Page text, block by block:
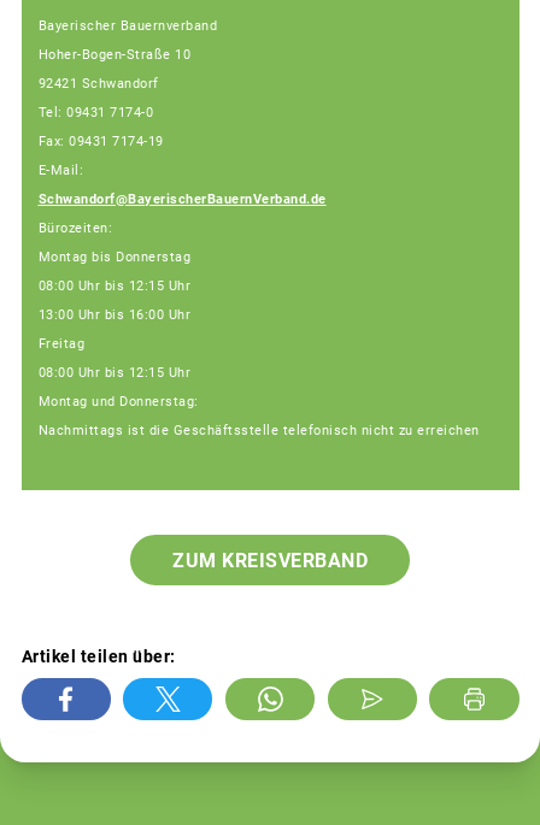
Bayerischer Bauernverband
Hoher-Bogen-Straße 10
92421 Schwandorf
Tel: 09431 7174-0
Fax: 09431 7174-19
E-Mail:
Schwandorf@BayerischerBauernVerband.de
Bürozeiten:
Montag bis Donnerstag
08:00 Uhr bis 12:15 Uhr
13:00 Uhr bis 16:00 Uhr
Freitag
08:00 Uhr bis 12:15 Uhr
Montag und Donnerstag:
Nachmittags ist die Geschäftsstelle telefonisch nicht zu erreichen
ZUM KREISVERBAND
Artikel teilen über: